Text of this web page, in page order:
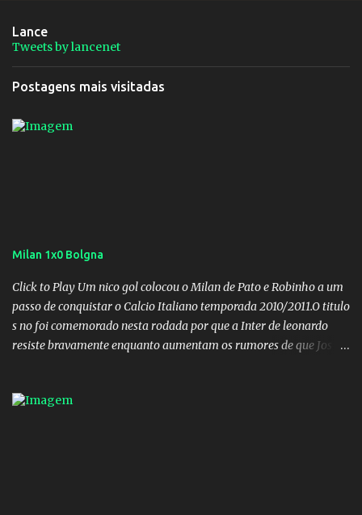
Lance
Tweets by lancenet
Postagens mais visitadas
Milan 1x0 Bolgna
Click to Play Um nico gol colocou o Milan de Pato e Robinho a um
passo de conquistar o Calcio Italiano temporada 2010/2011.O titulo
s no foi comemorado nesta rodada por que a Inter de leonardo
resiste bravamente enquanto aumentam os rumores de que Jos
definido e tem o Milan como virtual campeao. ;